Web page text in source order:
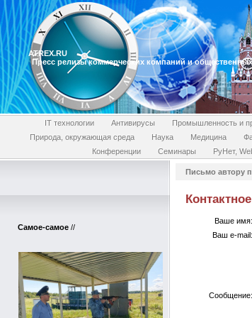
ATREX.RU
Пресс релизы коммерческих компаний и
IT технологии Антивирусы Промышленность и
Природа, окружающая среда
Наука Медицина
Конференции
Семинары РуНет,
Самое-самое //
Письмо автору
Ваше имя:
Ваш e-mail:
Сообщение: